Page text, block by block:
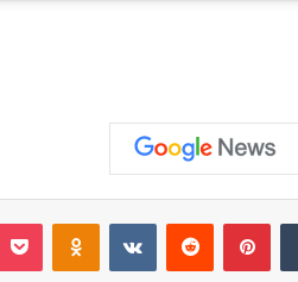
‏Tumblr بينتيريست ‏Reddit
‏VKontakte
Odnoklassniki